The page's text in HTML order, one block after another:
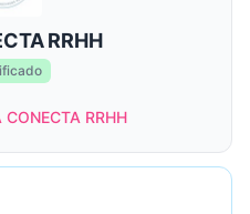
RRHH
RRHH